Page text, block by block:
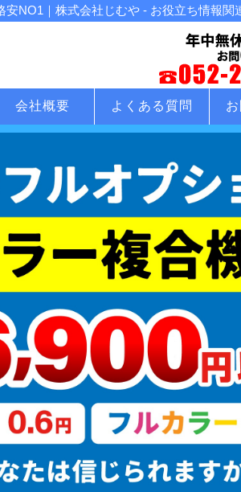
NO1｜株式会社じむや - お役立ち情報関
会社概要 よくある質問